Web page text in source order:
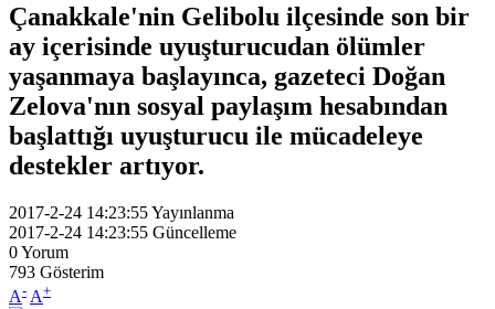
Çanakkale'nin Gelibolu ilçesinde son bir
ay içerisinde uyuşturucudan ölümler
yaşanmaya başlayınca, gazeteci Doğan
Zelova'nın sosyal paylaşım hesabından
başlattığı uyuşturucu ile mücadeleye
destekler artıyor.
2017-2-24 14:23:55Yayınlanma
2017-2-24 14:23:55 Güncelleme
0Yorum
793 Gösterim
A- A+